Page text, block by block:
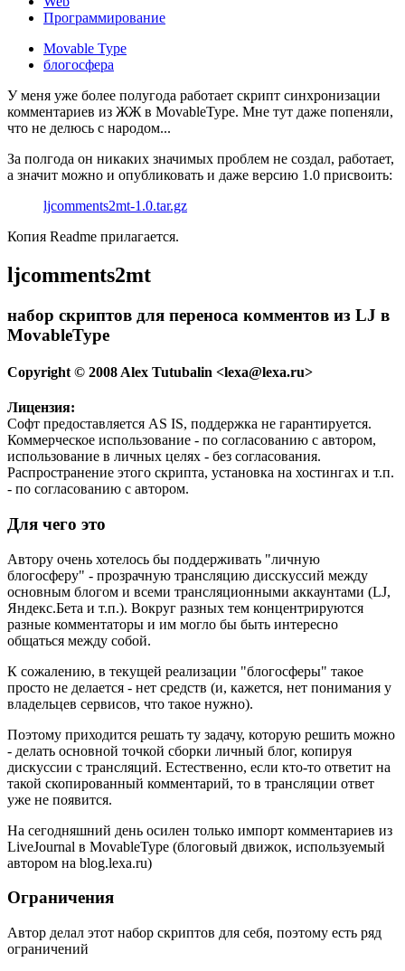
Программирование
Movable Type
блогосфера
У меня уже более полугода работает скрипт синхронизации
комментариев из ЖЖ в MovableType. Мне тут даже попеняли,
что не делюсь с народом...
За полгода он никаких значимых проблем не создал, работает,
а значит можно и опубликовать и даже версию 1.0 присвоить:
ljcomments2mt-1.0.tar.gz
Копия Readme прилагается.
ljcomments2mt
набор скриптов для переноса комментов из LJ в
MovableType
Copyright © 2008 Alex Tutubalin <lexa@lexa.ru>
Лицензия:
Софт предоставляется AS IS, поддержка не гарантируется.
Коммерческое использование - по согласованию с автором,
использование в личных целях - без согласования.
Распространение этого скрипта, установка на хостингах и т.п.
- по согласованию с автором.
Для чего это
Автору очень хотелось бы поддерживать "личную
блогосферу" - прозрачную трансляцию дисскуссий между
основным блогом и всеми трансляционными аккаунтами (LJ,
Яндекс.Бета и т.п.). Вокруг разных тем концентрируются
разные комментаторы и им могло бы быть интересно
общаться между собой.
К сожалению, в текущей реализации "блогосферы" такое
просто не делается - нет средств (и, кажется, нет понимания у
владельцев сервисов, что такое нужно).
Поэтому приходится решать ту задачу, которую решить можно
- делать основной точкой сборки личный блог, копируя
дискуссии с трансляций. Естественно, если кто-то ответит на
такой скопированный комментарий, то в трансляции ответ
уже не появится.
На сегодняшний день осилен только импорт комментариев из
LiveJournal в MovableType (блоговый движок, используемый
автором на blog.lexa.ru)
Ограничения
Автор делал этот набор скриптов для себя, поэтому есть ряд
ограничений